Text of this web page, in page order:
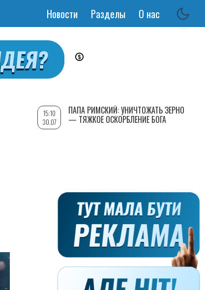
Основная
Новости Разделы О нас
15:10
30.07
ПАПА РИМСКИЙ: УНИЧТОЖАТЬ ЗЕРНО
— ТЯЖКОЕ ОСКОРБЛЕНИЕ БОГА